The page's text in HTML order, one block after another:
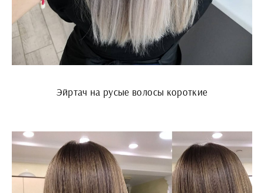
Эйртач на русые волосы короткие